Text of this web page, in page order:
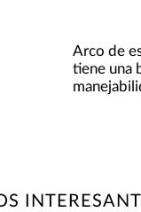
Arco de
tiene una